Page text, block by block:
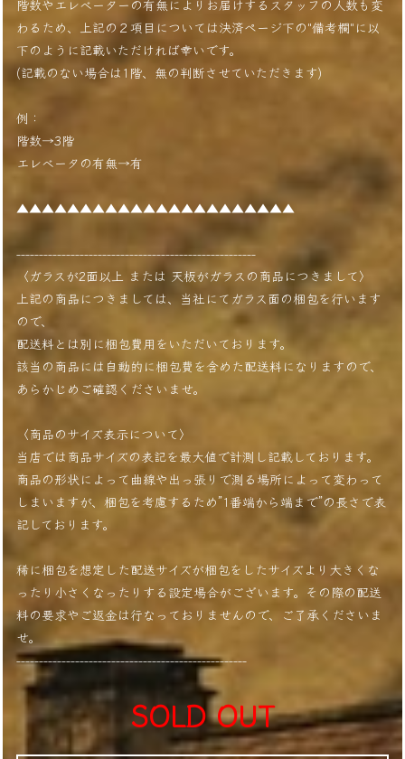
階数やエレベーターの有無によりお届けするスタッフの人数も変
わるため、上記の２項目については決済ページ下の"備考欄"に以
下のように記載いただければ幸いです。
(記載のない場合は1階、無の判断させていただきます)
例：
階数→3階
エレベータの有無→有
▲▲▲▲▲▲▲▲▲▲▲▲▲▲▲▲▲▲▲▲▲▲
-----------------------------------------------------
〈ガラスが2面以上 または 天板がガラスの商品につきまして〉
上記の商品につきましては、当社にてガラス面の梱包を行います
ので、
配送料とは別に梱包費用をいただいております。
該当の商品には自動的に梱包費を含めた配送料になりますので、
あらかじめご確認くださいませ。
〈商品のサイズ表示について〉
当店では商品サイズの表記を最大値で計測し記載しております。
商品の形状によって曲線や出っ張りで測る場所によって変わって
しまいますが、梱包を考慮するため”1番端から端まで”の長さで表
記しております。
稀に梱包を想定した配送サイズが梱包をしたサイズより大きくな
ったり小さくなったりする設定場合がございます。その際の配送
料の要求やご返金は行なっておりませんので、ご了承くださいま
せ。
---------------------------------------------------
SOLD OUT